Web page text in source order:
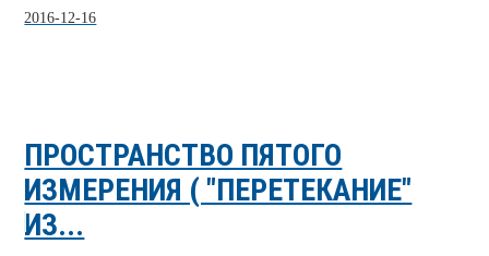
2016-12-16
ПРОСТРАНСТВО ПЯТОГО
ИЗМЕРЕНИЯ ( "ПЕРЕТЕКАНИЕ"
ИЗ...